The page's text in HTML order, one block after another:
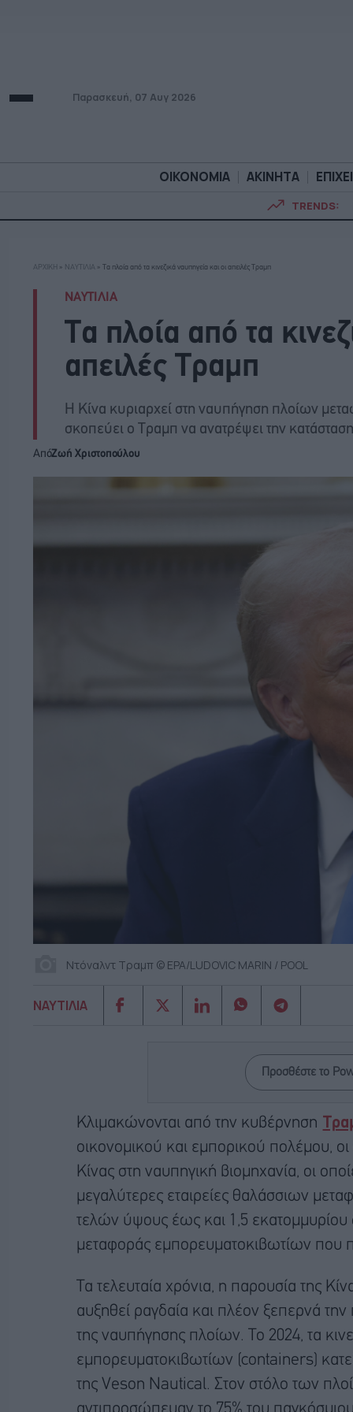
Παρασκευή, 07 Αυγ 2026
ΟΙΚΟΝΟΜΙΑ ΑΚΙΝΗΤΑ
TRENDS:
ΟΙΚΟΝΟΜΙΑ
ΑΡΧΙΚΗ » ΝΑΥΤΙΛΙΑ » Τα πλοία από τα κινεζικά ναυπηγεία και οι απειλές Τραμπ
ΝΑΥΤΙΛΙΑ
Τα πλοία από τα
απειλές Τραμπ
Η Κίνα κυριαρχεί στη ναυπήγηση πλοίων
σκοπεύει ο Τραμπ να ανατρέψει την κατάσταση
ΑπόΖωή Χριστοπούλου
Ντόναλντ Τραμπ © EPA/LUDOVIC MARIN / POOL
ΝΑΥΤΙΛΙΑ
Προσθέστε το
Κλιμακώνονται από την κυβέρνηση
οικονομικού και εμπορικού πολέμου, οι
Κίνας στη ναυπηγική βιομηχανία, οι
μεγαλύτερες εταιρείες θαλάσσιων
τελών ύψους έως και 1,5 εκατομμυρίου
μεταφοράς εμπορευματοκιβωτίων που
Τα τελευταία χρόνια, η παρουσία της
αυξηθεί ραγδαία και πλέον ξεπερνά
της ναυπήγησης πλοίων. Το 2024, τα
εμπορευματοκιβωτίων (containers)
της Veson Nautical. Στον στόλο των